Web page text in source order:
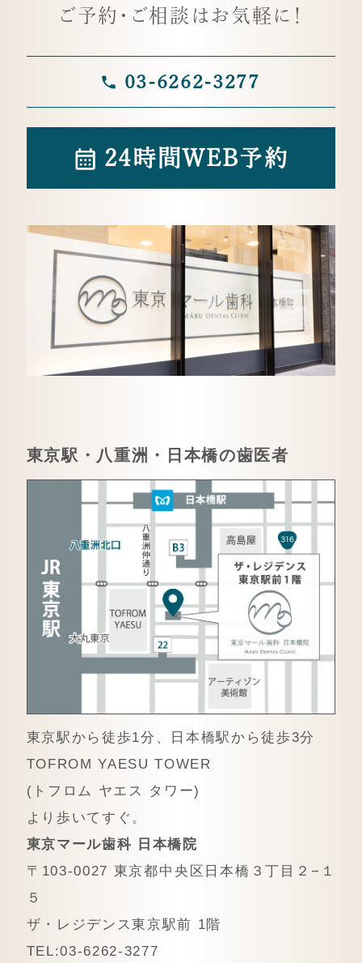
ご予約・ご相談はお気軽に！
03-6262-3277
24時間WEB予約
東京駅・八重洲・日本橋の歯医者
東京駅から徒歩1分、日本橋駅から徒歩3分
TOFROM YAESU TOWER
(トフロム ヤエス タワー)
より歩いてすぐ。
東京マール歯科 日本橋院
〒103-0027 東京都中央区日本橋３丁目２−１
５
ザ・レジデンス東京駅前 1階
TEL:03-6262-3277